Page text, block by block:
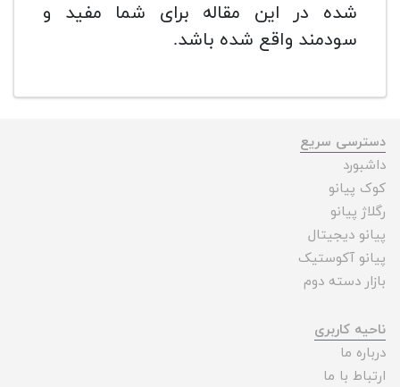
شده در این مقاله برای شما مفید و
سودمند واقع شده باشد.
دسترسی سریع
داشبورد
کوک پیانو
رگلاژ پیانو
پیانو دیجیتال
پیانو آکوستیک
بازار دسته دوم
ناحیه کاربری
درباره ما
ارتباط با ما